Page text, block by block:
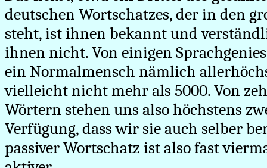
deutschen Wortschatzes, der in den
steht, ist ihnen bekannt und
ihnen nicht. Von einigen
ein Normalmensch nämlich
vielleicht nicht mehr als 5000. Von
Wörtern stehen uns also höchstens
Verfügung, dass wir sie auch selber
passiver Wortschatz ist also fast